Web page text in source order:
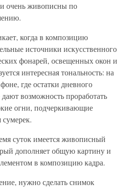
очень живописны по
когда в композицию
источники искусственного
фонарей, освещенных окон и
интересная тональность: на
где остатки дневного
возможность проработать
огни, подчеркивающие
суток имеется живописный
дополняет общую картину и
в композицию кадра.
нужно сделать снимок